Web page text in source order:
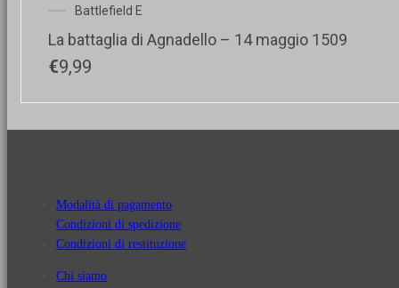
Battlefield E
La battaglia di Agnadello – 14 maggio 1509
€9,99
Modalità di pagamento
Condizioni di spedizione
Condizioni di restituzione
Chi siamo